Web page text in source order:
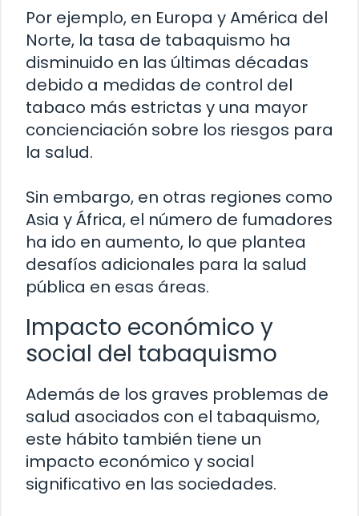
Por ejemplo, en Europa y América del
Norte, la tasa de tabaquismo ha
disminuido en las últimas décadas
debido a medidas de control del
tabaco más estrictas y una mayor
concienciación sobre los riesgos para
la salud.
Sin embargo, en otras regiones como
Asia y África, el número de fumadores
ha ido en aumento, lo que plantea
desafíos adicionales para la salud
pública en esas áreas.
Impacto económico y
social del tabaquismo
Además de los graves problemas de
salud asociados con el tabaquismo,
este hábito también tiene un
impacto económico y social
significativo en las sociedades.